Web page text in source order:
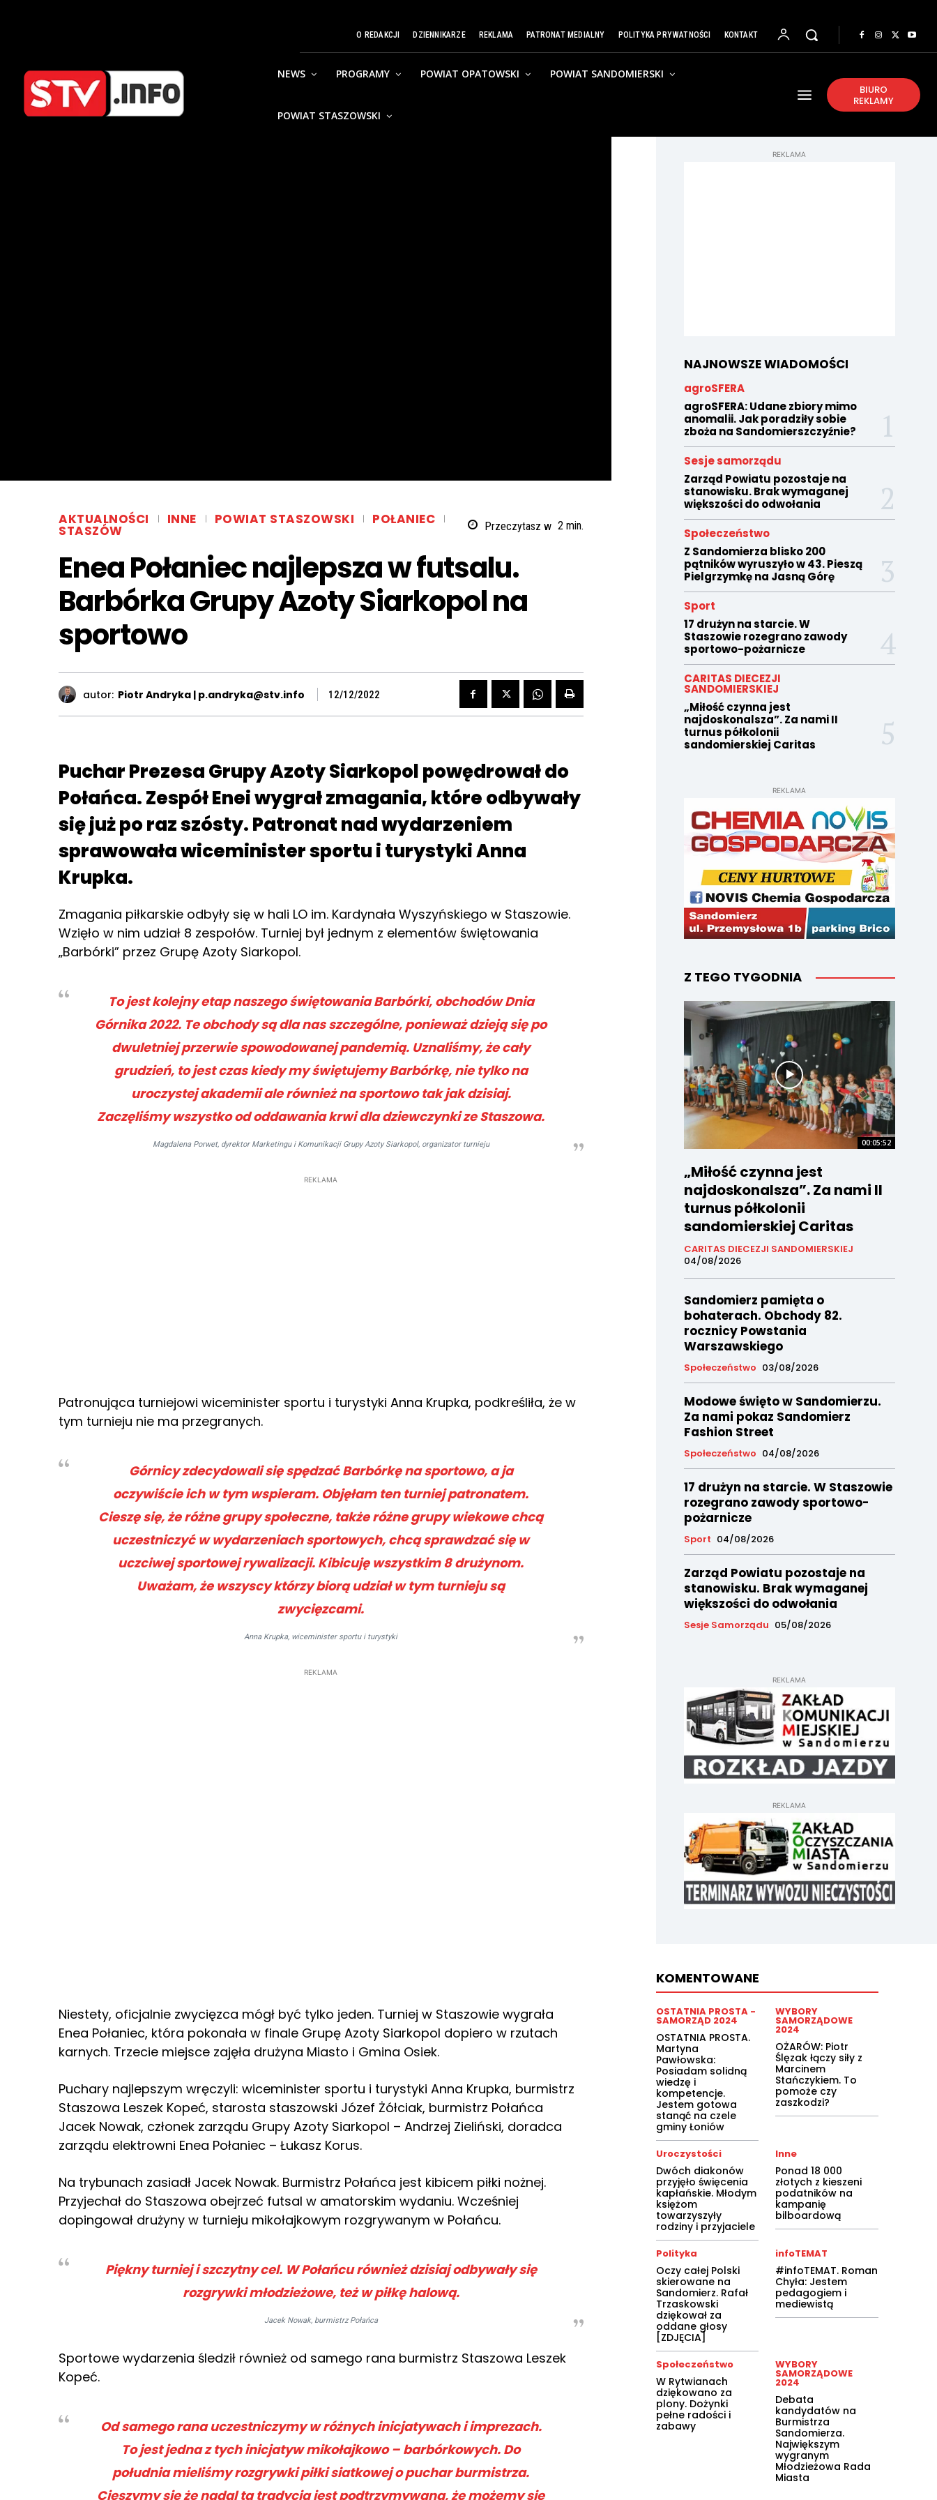
O REDAKCJI DZIENNIKARZE REKLAMA PATRONAT MEDIALNY POLITYKA PRYWATNOŚCI KONTAKT
NEWS PROGRAMY POWIAT OPATOWSKI POWIAT SANDOMIERSKI
POWIAT STASZOWSKI
BIURO
REKLAMY
AKTUALNOŚCI INNE POWIAT STASZOWSKI POŁANIEC
STASZÓW Przeczytasz w 2min.
Enea Połaniec najlepsza w futsalu.
Barbórka Grupy Azoty Siarkopol na
sportowo
autor: Piotr Andryka | p.andryka@stv.info 12/12/2022
Puchar Prezesa Grupy Azoty Siarkopol powędrował do
Połańca. Zespół Enei wygrał zmagania, które odbywały
się już po raz szósty. Patronat nad wydarzeniem
sprawowała wiceminister sportu i turystyki Anna
Krupka.
Zmagania piłkarskie odbyły się w hali LO im. Kardynała Wyszyńskiego w Staszowie.
Wzięło w nim udział 8 zespołów. Turniej był jednym z elementów świętowania
„Barbórki” przez Grupę Azoty Siarkopol.
To jest kolejny etap naszego świętowania Barbórki, obchodów Dnia
Górnika 2022. Te obchody są dla nas szczególne, ponieważ dzieją się po
dwuletniej przerwie spowodowanej pandemią. Uznaliśmy, że cały
grudzień, to jest czas kiedy my świętujemy Barbórkę, nie tylko na
uroczystej akademii ale również na sportowo tak jak dzisiaj.
Zaczęliśmy wszystko od oddawania krwi dla dziewczynki ze Staszowa.
Magdalena Porwet, dyrektor Marketingu i Komunikacji Grupy Azoty Siarkopol, organizator turnieju
REKLAMA
Patronująca turniejowi wiceminister sportu i turystyki Anna Krupka, podkreśliła, że w
tym turnieju nie ma przegranych.
Górnicy zdecydowali się spędzać Barbórkę na sportowo, a ja
oczywiście ich w tym wspieram. Objęłam ten turniej patronatem.
Cieszę się, że różne grupy społeczne, także różne grupy wiekowe chcą
uczestniczyć w wydarzeniach sportowych, chcą sprawdzać się w
uczciwej sportowej rywalizacji. Kibicuję wszystkim 8 drużynom.
Uważam, że wszyscy którzy biorą udział w tym turnieju są
zwycięzcami.
Anna Krupka, wiceminister sportu i turystyki
REKLAMA
Niestety, oficjalnie zwycięzca mógł być tylko jeden. Turniej w Staszowie wygrała
Enea Połaniec, która pokonała w finale Grupę Azoty Siarkopol dopiero w rzutach
karnych. Trzecie miejsce zajęła drużyna Miasto i Gmina Osiek.
Puchary najlepszym wręczyli: wiceminister sportu i turystyki Anna Krupka, burmistrz
Staszowa Leszek Kopeć, starosta staszowski Józef Żółciak, burmistrz Połańca
Jacek Nowak, członek zarządu Grupy Azoty Siarkopol – Andrzej Zieliński, doradca
zarządu elektrowni Enea Połaniec – Łukasz Korus.
Na trybunach zasiadł Jacek Nowak. Burmistrz Połańca jest kibicem piłki nożnej.
Przyjechał do Staszowa obejrzeć futsal w amatorskim wydaniu. Wcześniej
dopingował drużyny w turnieju mikołajkowym rozgrywanym w Połańcu.
Piękny turniej i szczytny cel. W Połańcu również dzisiaj odbywały się
rozgrywki młodzieżowe, też w piłkę halową.
Jacek Nowak, burmistrz Połańca
Sportowe wydarzenia śledził również od samego rana burmistrz Staszowa Leszek
Kopeć.
Od samego rana uczestniczymy w różnych inicjatywach i imprezach.
To jest jedna z tych inicjatyw mikołajkowo – barbórkowych. Do
południa mieliśmy rozgrywki piłki siatkowej o puchar burmistrza.
Cieszymy się że nadal ta tradycja jest podtrzymywana, że możemy się
REKLAMA
NAJNOWSZE WIADOMOŚCI
agroSFERA
agroSFERA: Udane zbiory mimo
anomalii. Jak poradziły sobie
zboża na Sandomierszczyźnie?
Sesje samorządu
Zarząd Powiatu pozostaje na
stanowisku. Brak wymaganej
większości do odwołania
Społeczeństwo
Z Sandomierza blisko 200
pątników wyruszyło w 43. Pieszą
Pielgrzymkę na Jasną Górę
Sport
17 drużyn na starcie. W
Staszowie rozegrano zawody
sportowo-pożarnicze
CARITAS DIECEZJI
SANDOMIERSKIEJ
„Miłość czynna jest
najdoskonalsza”. Za nami II
turnus półkolonii
sandomierskiej Caritas
REKLAMA
Z TEGO TYGODNIA
00:05:52
„Miłość czynna jest
najdoskonalsza”. Za nami II
turnus półkolonii
sandomierskiej Caritas
CARITAS DIECEZJI SANDOMIERSKIEJ
04/08/2026
Sandomierz pamięta o
bohaterach. Obchody 82.
rocznicy Powstania
Warszawskiego
Społeczeństwo 03/08/2026
Modowe święto w Sandomierzu.
Za nami pokaz Sandomierz
Fashion Street
Społeczeństwo 04/08/2026
17 drużyn na starcie. W Staszowie
rozegrano zawody sportowo-
pożarnicze
Sport 04/08/2026
Zarząd Powiatu pozostaje na
stanowisku. Brak wymaganej
większości do odwołania
Sesje Samorządu 05/08/2026
REKLAMA
REKLAMA
KOMENTOWANE
OSTATNIA PROSTA -
SAMORZĄD 2024
OSTATNIA PROSTA.
Martyna
Pawłowska:
Posiadam solidną
wiedzę i
kompetencje.
Jestem gotowa
stanąć na czele
gminy Łoniów
WYBORY
SAMORZĄDOWE
2024
OŻARÓW: Piotr
Ślęzak łączy siły z
Marcinem
Stańczykiem. To
pomoże czy
zaszkodzi?
Uroczystości
Dwóch diakonów
przyjęło święcenia
kapłańskie. Młodym
księżom
towarzyszyły
rodziny i przyjaciele
Inne
Ponad 18 000
złotych z kieszeni
podatników na
kampanię
bilboardową
Polityka
Oczy całej Polski
skierowane na
Sandomierz. Rafał
Trzaskowski
dziękował za
oddane głosy
[ZDJĘCIA]
infoTEMAT
#infoTEMAT. Roman
Chyła: Jestem
pedagogiem i
mediewistą
Społeczeństwo
W Rytwianach
dziękowano za
plony. Dożynki
pełne radości i
zabawy
WYBORY
SAMORZĄDOWE
2024
Debata
kandydatów na
Burmistrza
Sandomierza.
Największym
wygranym
Młodzieżowa Rada
Miasta